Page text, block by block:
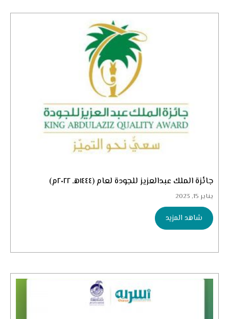
جائزة الملك عبدالعزيز للجودة لعام (١٤٤٤هـ ٢٠٢٢م)
يناير 15, 2023
شاهد المزيد